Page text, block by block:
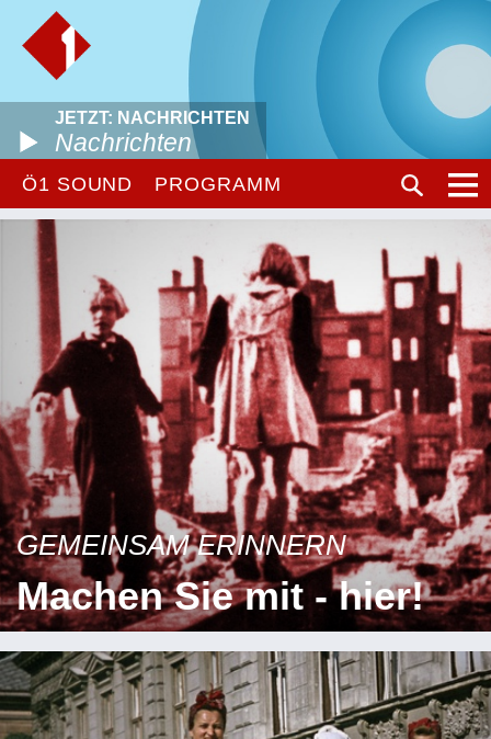
JETZT: NACHRICHTEN
Nachrichten
Ö1 SOUND PROGRAMM
GEMEINSAM ERINNERN
Machen Sie mit - hier!